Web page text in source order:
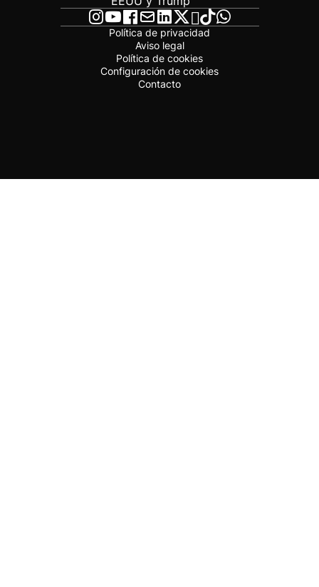
Política de privacidad
Aviso legal
Política de cookies
Configuración de cookies
Contacto